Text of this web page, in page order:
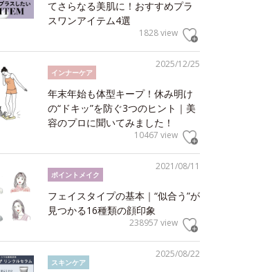
てさらなる美肌に！おすすめプラ
スワンアイテム4選
1828 view
2025/12/25
インナーケア
年末年始も体型キープ！休み明け
の“ドキッ”を防ぐ3つのヒント｜美
容のプロに聞いてみました！
10467 view
2021/08/11
ポイントメイク
フェイスタイプの基本｜“似合う”が
見つかる16種類の顔印象
238957 view
2025/08/22
スキンケア